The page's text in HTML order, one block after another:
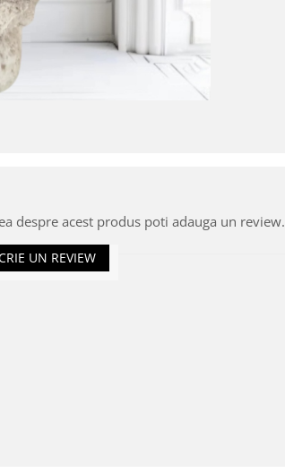
despre acest produs poti adauga un review.
UN REVIEW